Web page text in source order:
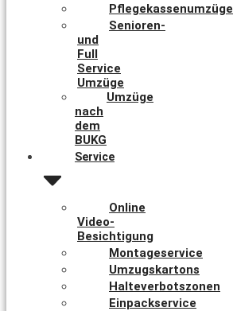
Pflegekassenumzüge
Senioren-
und
Full
Service
Umzüge
Umzüge
nach
dem
BUKG
Service
Online
Video-
Besichtigung
Montageservice
Umzugskartons
Halteverbotszonen
Einpackservice